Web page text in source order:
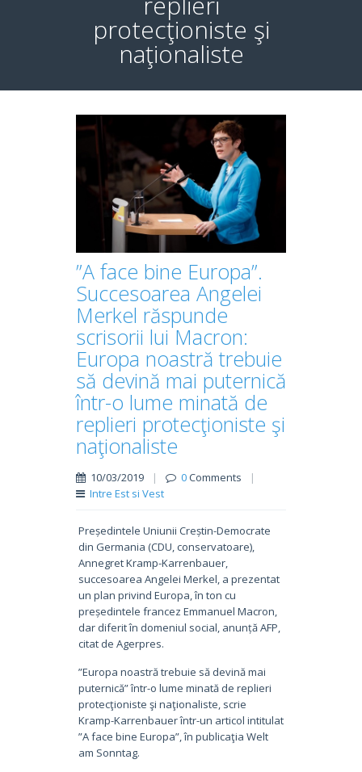
protecţioniste şi
naţionaliste
”A face bine Europa”.
Succesoarea Angelei
Merkel răspunde
scrisorii lui Macron:
Europa noastră trebuie
să devină mai puternică
într-o lume minată de
replieri protecţioniste şi
naţionaliste
10/03/2019 | 0Comments
|
Intre Est si Vest
Președintele Uniunii Creștin-Democrate
din Germania (CDU, conservatoare),
Annegret Kramp-Karrenbauer,
succesoarea Angelei Merkel, a prezentat
un plan privind Europa, în ton cu
președintele francez Emmanuel Macron,
dar diferit în domeniul social, anunță AFP,
citat de Agerpres.
”Europa noastră trebuie să devină mai
puternică” într-o lume minată de replieri
protecţioniste şi naţionaliste, scrie
Kramp-Karrenbauer într-un articol intitulat
”A face bine Europa”, în publicaţia Welt
am Sonntag.